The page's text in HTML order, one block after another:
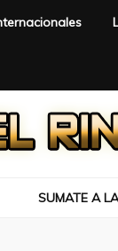
SUMATE A